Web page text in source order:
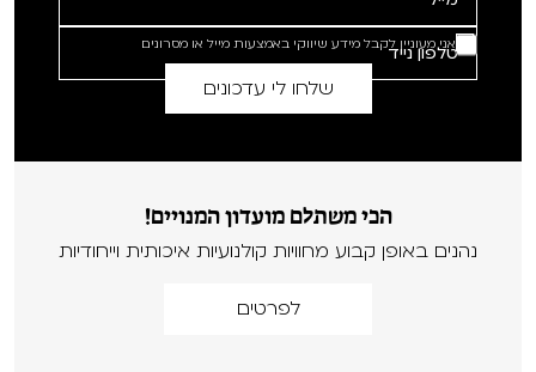
אני מעוניין לקבל מידע שיווקי באמצעות מייל או מסרונים
הכי משתלם מועדון המנויים!
נהנים באופן קבוע מחוויות קולנועיות איכותית וייחודיות
לפרטים